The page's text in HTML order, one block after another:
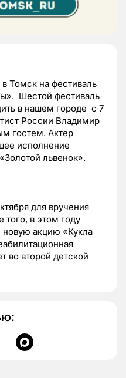
Томск на фестиваль
Шестой фестиваль
в нашем городе с 7
России Владимир
гостем. Актер
исполнение
львенок».
для вручения
того, в этом году
акцию «Кукла
во второй детской